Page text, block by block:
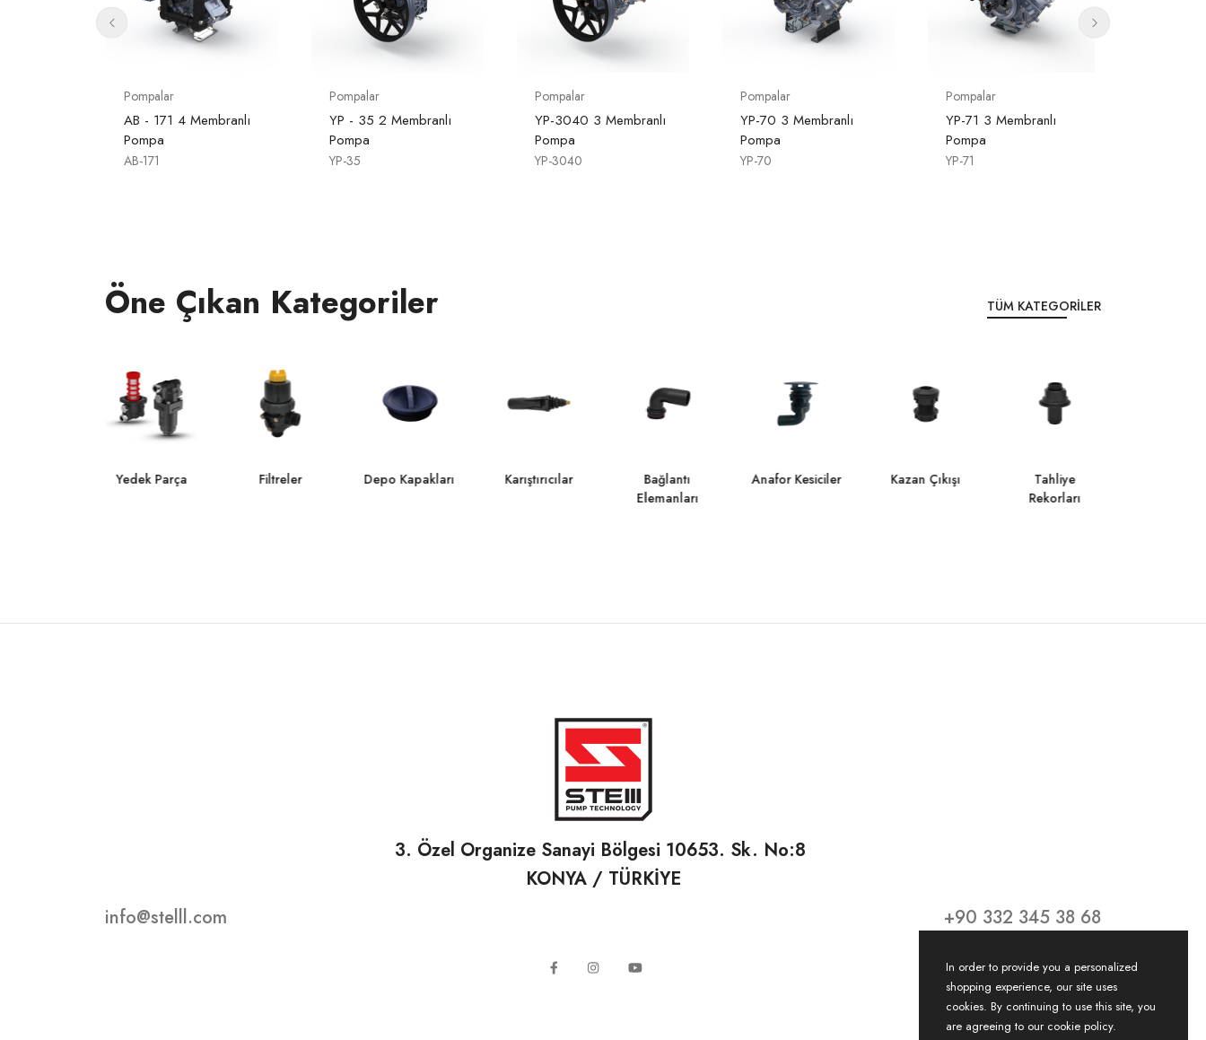
Pompalar
AB - 171 4 Membranlı
Pompa
AB-171
Pompalar
YP - 35 2 Membranlı
Pompa
YP-35
Pompalar
YP-3040 3 Membranlı
Pompa
YP-3040
Pompalar
YP-70 3 Membranlı
Pompa
YP-70
Pompalar
YP-71 3 Membranlı
Pompa
YP-71
Öne Çıkan Kategoriler TÜM KATEGORILER
Yedek Parça Filtreler Depo Kapakları Karıştırıcılar
Bağlantı
Elemanları
Anafor Kesiciler Kazan Çıkışı
Tahliye
Rekorları
3. Özel Organize Sanayi Bölgesi 10653. Sk. No:8
KONYA / TÜRKİYE
info@stelll.com
+90 332 345 38 68
In order to provide you a personalized
shopping experience, our site uses
cookies. By continuing to use this site, you
are agreeing to our cookie policy.